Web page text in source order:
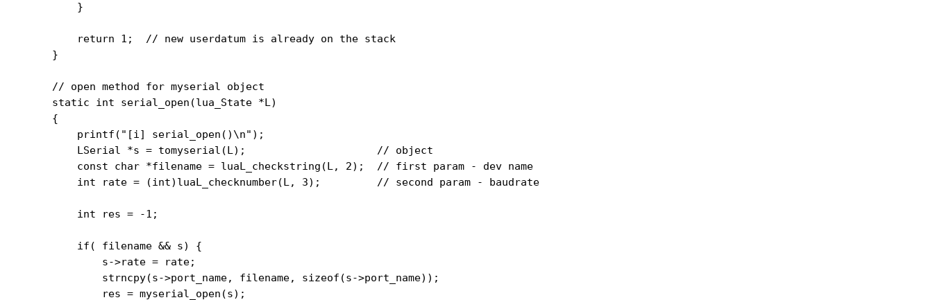
    }
    return 1;  // new userdatum is already on the stack
}
// open method for myserial object
static int serial_open(lua_State *L)
{
    printf("[i] serial_open()\n");
    LSerial *s = tomyserial(L);                     // object
    const char *filename = luaL_checkstring(L, 2);  // first param - dev name
    int rate = (int)luaL_checknumber(L, 3);         // second param - baudrate
    int res = -1;
    if( filename && s) {
        s->rate = rate;
        strncpy(s->port_name, filename, sizeof(s->port_name));
        res = myserial_open(s);